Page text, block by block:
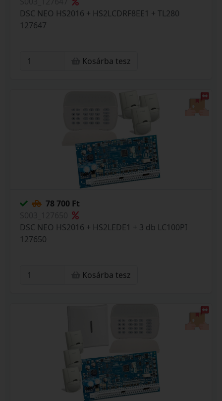
DSC NEO HS2016 + HS2LCDRF8EE1 + TL280
127647
Kosárba tesz
78 700 Ft
DSC NEO HS2016 + HS2LEDE1 + 3 db LC100PI
127650
Kosárba tesz